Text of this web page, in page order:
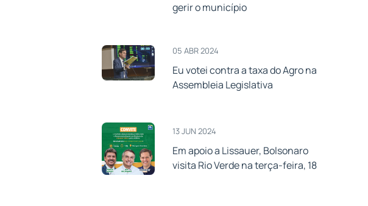
gerir o município
05 ABR 2024
Eu votei contra a taxa do Agro na
Assembleia Legislativa
13 JUN 2024
Em apoio a Lissauer, Bolsonaro
visita Rio Verde na terça-feira, 18